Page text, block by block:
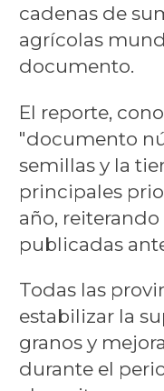
cadenas de
agrícolas
documento.
El reporte,
"documento
semillas y la
principales
año,
publicadas
Todas las
estabilizar la
granos y
durante el